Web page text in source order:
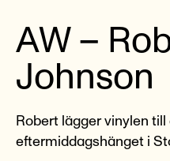
AW –
Johnson
Robert lägger vinylen
eftermiddagshänget i